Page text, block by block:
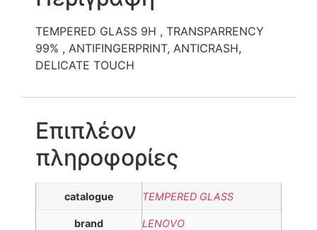
TEMPERED GLASS 9H , TRANSPARRENCY
99% , ANTIFINGERPRINT, ANTICRASH,
DELICATE TOUCH
Επιπλέον
πληροφορίες
catalogue TEMPERED GLASS
brand LENOVO